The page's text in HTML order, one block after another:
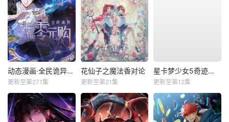
动态漫画·全民诡异：开局掌握零元购
更新至第271集
花仙子之魔法香对论
更新至第21集
星卡梦少女5奇迹绽放
更新至第12集